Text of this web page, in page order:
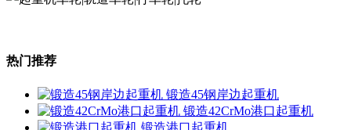
热门推荐
锻造45钢岸边起重机
锻造42CrMo港口起重机
锻造港口起重机